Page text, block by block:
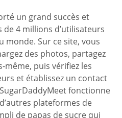
un grand succès et
4 millions d’utilisateurs
monde. Sur ce site, vous
des photos, partagez
puis vérifiez les
et établissez un contact
fonctionne
plateformes de
de papas de sucre qui